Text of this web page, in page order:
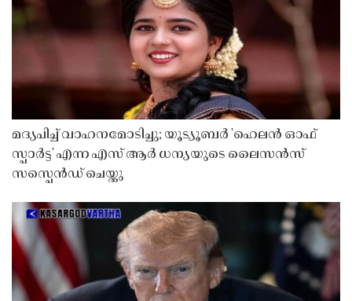
മദ്യപിച്ച് വാഹനമോടിച്ചു; യൂട്യൂബർ 'ഹെലൻ ഓഫ്
സ്പാർട്ട' എന്ന എസ് ആർ ധന്യയുടെ ലൈസൻസ്
സസ്പെൻഡ് ചെയ്തു ​​​​​​​